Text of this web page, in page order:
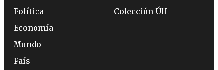
Política
Economía
Mundo
País
Colección ÚH